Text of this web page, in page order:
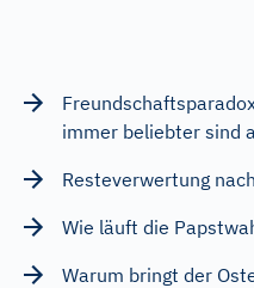
immer beliebter sind
Resteverwertung
Wie läuft die
Warum bringt der